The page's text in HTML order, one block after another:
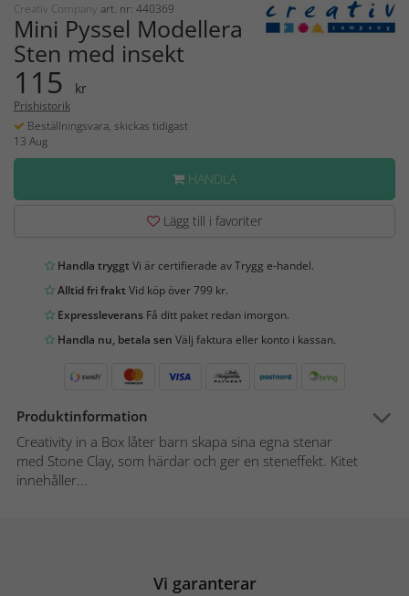
Creativ Company art. nr: 440369
Mini Pyssel Modellera
Sten med insekt
115 kr
Prishistorik
Beställningsvara, skickas tidigast
13 Aug
HANDLA
Lägg till i favoriter
Handla tryggtVi är certifierade av Trygg e-handel.
Alltid fri fraktVid köp över 799 kr.
Expressleverans Få ditt paket redan imorgon.
Handla nu, betala sen Välj faktura eller konto i kassan.
Produktinformation
Creativity in a Box låter barn skapa sina egna stenar
med Stone Clay, som härdar och ger en steneffekt. Kitet
innehåller...
Vi garanterar